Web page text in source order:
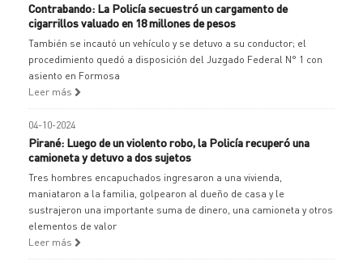
Contrabando: La Policía secuestró un cargamento de
cigarrillos valuado en 18 millones de pesos
También se incautó un vehículo y se detuvo a su conductor; el
procedimiento quedó a disposición del Juzgado Federal N° 1 con
asiento en Formosa
Leer más
04-10-2024
Pirané: Luego de un violento robo, la Policía recuperó una
camioneta y detuvo a dos sujetos
Tres hombres encapuchados ingresaron a una vivienda,
maniataron a la familia, golpearon al dueño de casa y le
sustrajeron una importante suma de dinero, una camioneta y otros
elementos de valor
Leer más